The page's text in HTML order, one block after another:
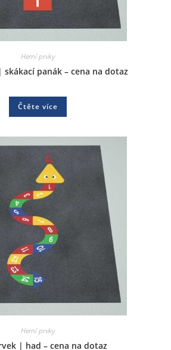
Herní prvky
panák – cena na dotaz
Čtěte více
Herní prvky
| had – cena na dotaz